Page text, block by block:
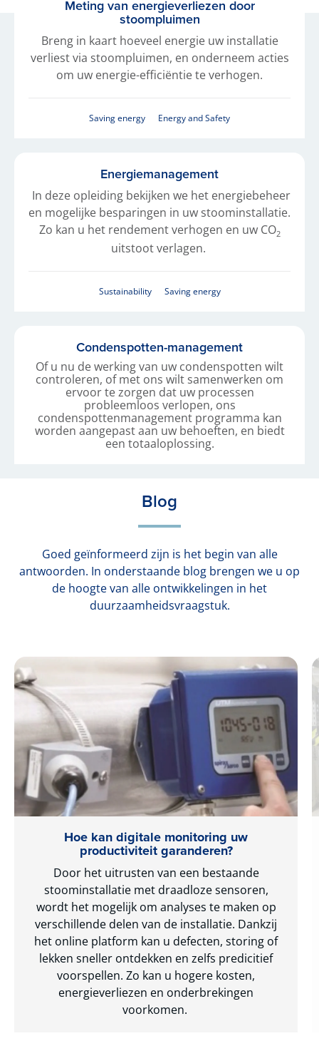
Meting van energieverliezen door
stoompluimen
Breng in kaart hoeveel energie uw installatie
verliest via stoompluimen, en onderneem acties
om uw energie-efficiëntie te verhogen.
Saving energy Energy and Safety
Energiemanagement
In deze opleiding bekijken we het energiebeheer
en mogelijke besparingen in uw stoominstallatie.
Zo kan u het rendement verhogen en uw CO2
uitstoot verlagen.
Sustainability Saving energy
Condenspotten-management
Of u nu de werking van uw condenspotten wilt
controleren, of met ons wilt samenwerken om
ervoor te zorgen dat uw processen
probleemloos verlopen, ons
condenspottenmanagement programma kan
worden aangepast aan uw behoeften, en biedt
een totaaloplossing.
Blog
Goed geïnformeerd zijn is het begin van alle
antwoorden. In onderstaande blog brengen we u op
de hoogte van alle ontwikkelingen in het
duurzaamheidsvraagstuk.
Hoe kan digitale monitoring uw
productiviteit garanderen?
Door het uitrusten van een bestaande
stoominstallatie met draadloze sensoren,
wordt het mogelijk om analyses te maken op
verschillende delen van de installatie. Dankzij
het online platform kan u defecten, storing of
lekken sneller ontdekken en zelfs predicitief
voorspellen. Zo kan u hogere kosten,
energieverliezen en onderbrekingen
voorkomen.